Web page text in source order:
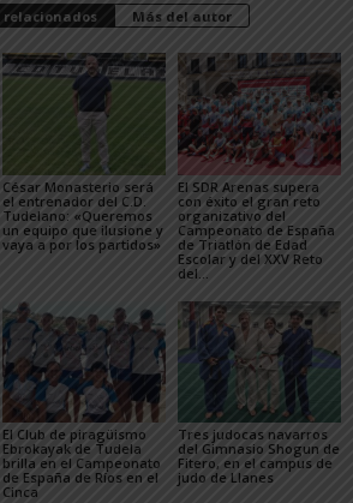
Más del autor
César Monasterio será
el entrenador del C.D.
Tudelano: «Queremos
un equipo que ilusione y
vaya a por los partidos»
El SDR Arenas supera
con éxito el gran reto
organizativo del
Campeonato de España
de Triatlón de Edad
Escolar y del XXV Reto
del...
El Club de piragüismo
Ebrokayak de Tudela
brilla en el Campeonato
de España de Ríos en el
Cinca
Tres judocas navarros
del Gimnasio Shogun de
Fitero, en el campus de
judo de Llanes